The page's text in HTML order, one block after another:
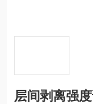
层间剥离强